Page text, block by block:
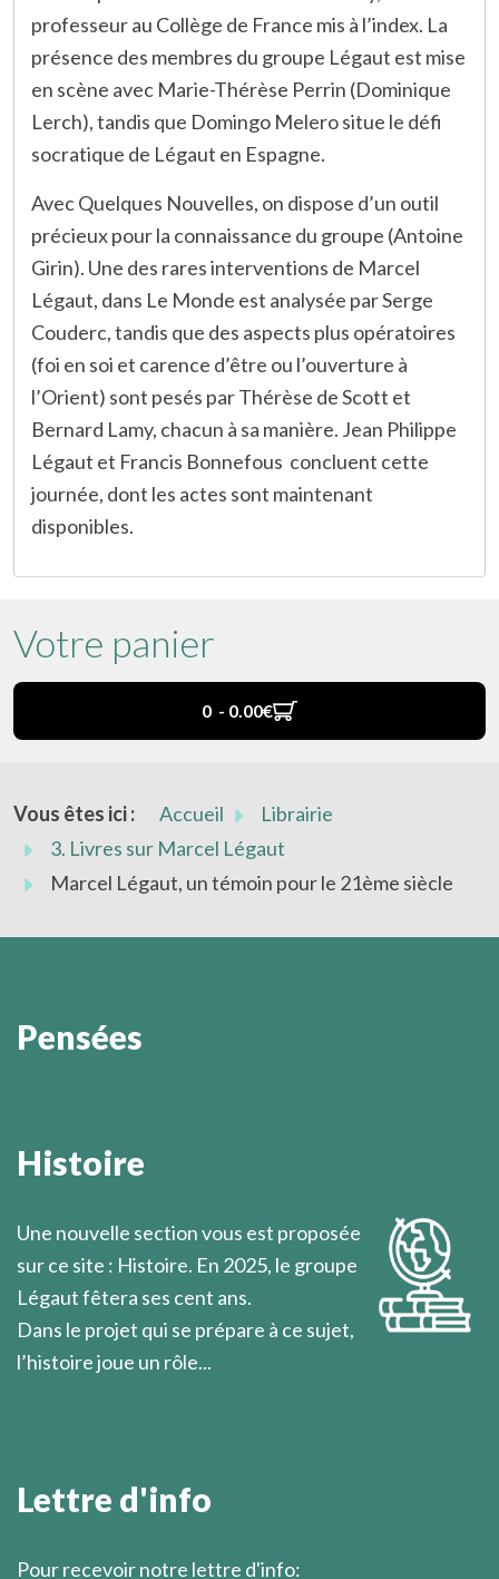
professeur au Collège de France mis à l’index. La
présence des membres du groupe Légaut est mise
en scène avec Marie-Thérèse Perrin (Dominique
Lerch), tandis que Domingo Melero situe le défi
socratique de Légaut en Espagne.
Avec Quelques Nouvelles, on dispose d’un outil
précieux pour la connaissance du groupe (Antoine
Girin). Une des rares interventions de Marcel
Légaut, dans Le Monde est analysée par Serge
Couderc, tandis que des aspects plus opératoires
(foi en soi et carence d’être ou l’ouverture à
l’Orient) sont pesés par Thérèse de Scott et
Bernard Lamy, chacun à sa manière. Jean Philippe
Légaut et Francis Bonnefous concluent cette
journée, dont les actes sont maintenant
disponibles.
Votre panier
0 - 0.00‎€
Vous êtes ici : Accueil
Librairie
3. Livres sur Marcel Légaut
Marcel Légaut, un témoin pour le 21ème siècle
Pensées
Marcel Légaut
Histoire
Une nouvelle section vous est proposée
sur ce site : Histoire. En 2025, le groupe
Légaut fêtera ses cent ans.
Dans le projet qui se prépare à ce sujet,
l’histoire joue un rôle...
Lettre d'info
Pour recevoir notre lettre d'info: